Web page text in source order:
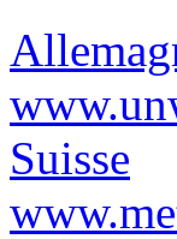
Suisse